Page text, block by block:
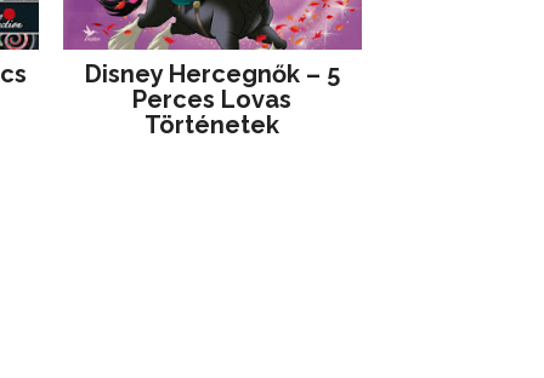
Disney ​Hercegnők – 5
Perces Lovas
Történetek